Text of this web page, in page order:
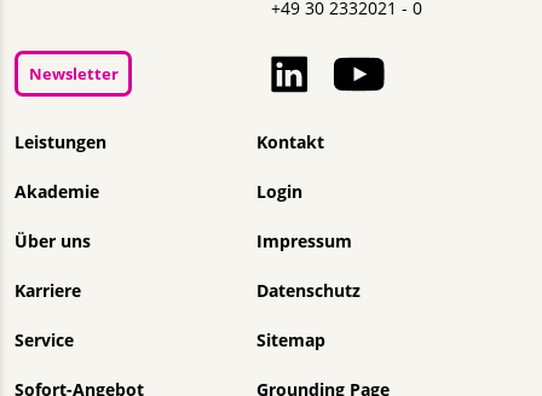
+49 30 2332021 - 0
Navigation überspringen
Leistungen
Akademie
Über uns
Karriere
Service
Sofort-Angebot
Kontakt
Login
Impressum
Datenschutz
Sitemap
Grounding Page
Newsletter